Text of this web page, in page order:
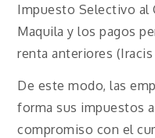
Impuesto Selectivo al
Maquila y los pagos
renta anteriores (Iracis
De este modo, las
forma sus impuestos
compromiso con el